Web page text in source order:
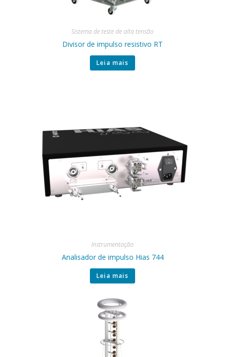
Sistema de teste de alta tensão
Divisor de impulso resistivo RT
Leia mais
Instrumentação
Analisador de impulso Hias 744
Leia mais